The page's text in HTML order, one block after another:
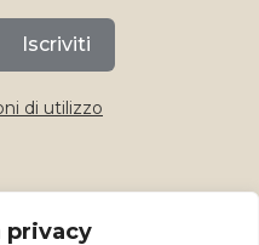
privacy
Iscriviti
di utilizzo